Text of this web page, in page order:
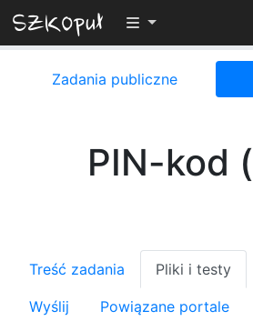
Przełącz
Zadania publiczne
PIN-kod
Treść zadania Pliki i testy
Wyślij Powiązane portale